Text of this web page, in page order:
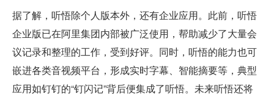
据了解，听悟除个人版本外，还有企业应用。此前，听悟
企业版已在阿里集团内部被广泛使用，帮助减少了大量会
议记录和整理的工作，受到好评。同时，听悟的能力也可
嵌进各类音视频平台，形成实时字幕、智能摘要等，典型
应用如钉钉的“钉闪记”背后便集成了听悟。未来听悟还将